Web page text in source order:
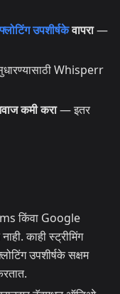
फ्लोटिंग उपशीर्षकेवापरा—
सुधारण्यासाठी Whisperr
कमी करा— इतर
किंवा Google
काही स्ट्रीमिंग
उपशीर्षके सक्षम